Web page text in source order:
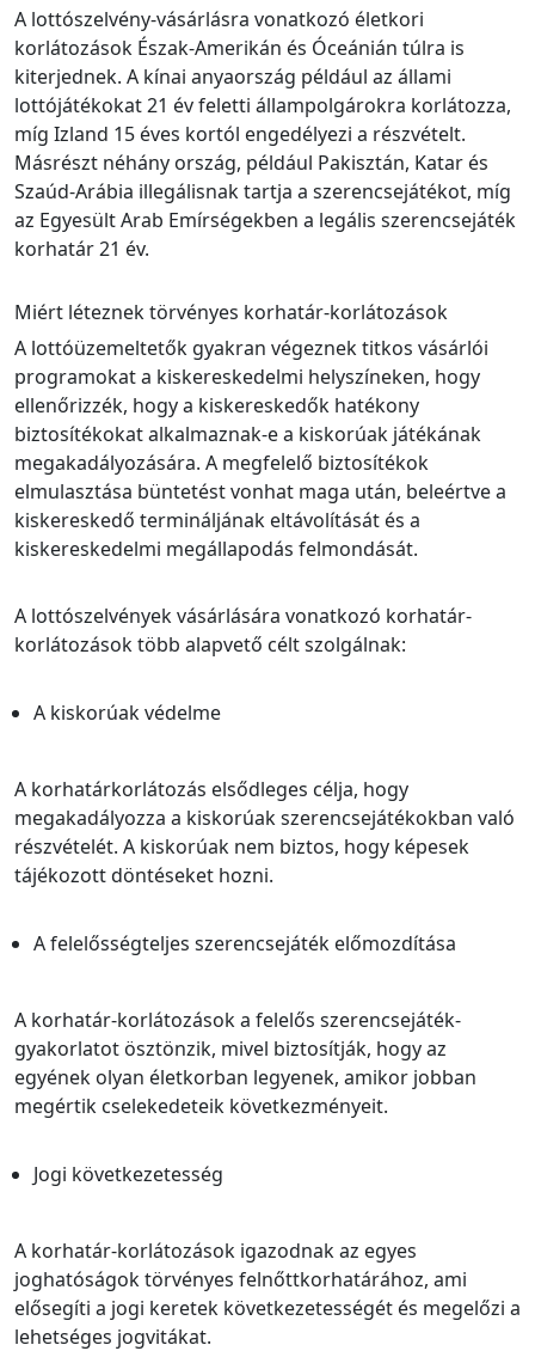
A lottószelvény-vásárlásra vonatkozó életkori
korlátozások Észak-Amerikán és Óceánián túlra is
kiterjednek. A kínai anyaország például az állami
lottójátékokat 21 év feletti állampolgárokra korlátozza,
míg Izland 15 éves kortól engedélyezi a részvételt.
Másrészt néhány ország, például Pakisztán, Katar és
Szaúd-Arábia illegálisnak tartja a szerencsejátékot, míg
az Egyesült Arab Emírségekben a legális szerencsejáték
korhatár 21 év.
Miért léteznek törvényes korhatár-korlátozások
A lottóüzemeltetők gyakran végeznek titkos vásárlói
programokat a kiskereskedelmi helyszíneken, hogy
ellenőrizzék, hogy a kiskereskedők hatékony
biztosítékokat alkalmaznak-e a kiskorúak játékának
megakadályozására. A megfelelő biztosítékok
elmulasztása büntetést vonhat maga után, beleértve a
kiskereskedő termináljának eltávolítását és a
kiskereskedelmi megállapodás felmondását.
A lottószelvények vásárlására vonatkozó korhatár-
korlátozások több alapvető célt szolgálnak:
A kiskorúak védelme
A korhatárkorlátozás elsődleges célja, hogy
megakadályozza a kiskorúak szerencsejátékokban való
részvételét. A kiskorúak nem biztos, hogy képesek
tájékozott döntéseket hozni.
A felelősségteljes szerencsejáték előmozdítása
A korhatár-korlátozások a felelős szerencsejáték-
gyakorlatot ösztönzik, mivel biztosítják, hogy az
egyének olyan életkorban legyenek, amikor jobban
megértik cselekedeteik következményeit.
Jogi következetesség
A korhatár-korlátozások igazodnak az egyes
joghatóságok törvényes felnőttkorhatárához, ami
elősegíti a jogi keretek következetességét és megelőzi a
lehetséges jogvitákat.